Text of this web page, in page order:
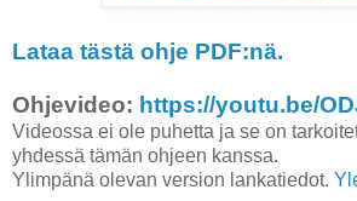
Lataa tästä ohje PDF:nä.
Ohjevideo: https://youtu.be/
Videossa ei ole puhetta ja se on
yhdessä tämän ohjeen kanssa.
Ylimpänä olevan version lankatiedot.